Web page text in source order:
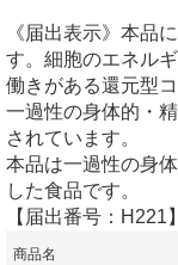
《届出表示》本品
す。細胞のエネル
働きがある還元型
一過性の身体的・
されています。
本品は一過性の身
した食品です。
【届出番号：H221】
商品名